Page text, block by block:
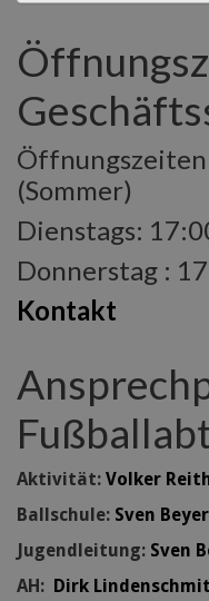
(Sommer)
Dienstags:
Donnerstag :
Kontakt
Aktivität: Volker
Ballschule: Sven Beyer
Jugendleitung: Sven
AH: Dirk